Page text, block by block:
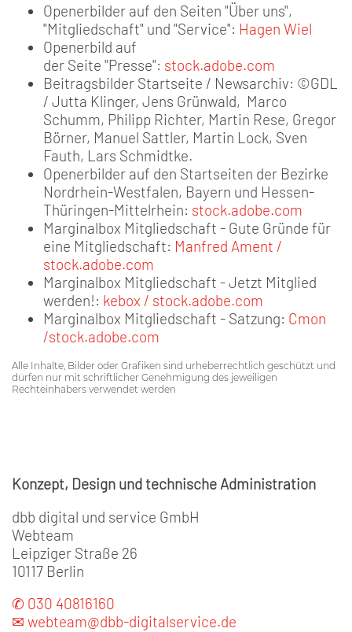
Openerbilder auf den Seiten "Über uns",
"Mitgliedschaft" und "Service": Hagen Wiel
Openerbild auf
der Seite "Presse": stock.adobe.com
Beitragsbilder Startseite / Newsarchiv: ©GDL
/ Jutta Klinger, Jens Grünwald, Marco
Schumm, Philipp Richter, Martin Rese, Gregor
Börner, Manuel Sattler, Martin Lock, Sven
Fauth, Lars Schmidtke.
Openerbilder auf den Startseiten der Bezirke
Nordrhein-Westfalen, Bayern und Hessen-
Thüringen-Mittelrhein: stock.adobe.com
Marginalbox Mitgliedschaft - Gute Gründe für
eine Mitgliedschaft: Manfred Ament /
stock.adobe.com
Marginalbox Mitgliedschaft - Jetzt Mitglied
werden!: kebox / stock.adobe.com
Marginalbox Mitgliedschaft - Satzung: Cmon
/stock.adobe.com
Alle Inhalte, Bilder oder Grafiken sind urheberrechtlich geschützt und
dürfen nur mit schriftlicher Genehmigung des jeweiligen
Rechteinhabers verwendet werden
Konzept, Design und technische Administration
dbb digital und service GmbH
Webteam
Leipziger Straße 26
10117 Berlin
✆ 030 40816160
✉ webteam@dbb-digitalservice.de